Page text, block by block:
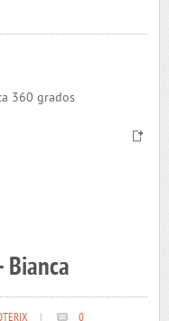
360 grados
Bianca